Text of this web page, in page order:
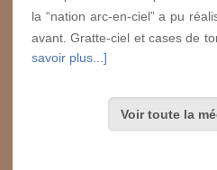
la “nation arc-en-ciel” a pu
avant. Gratte-ciel et cases de
savoir plus...]
Voir toute la